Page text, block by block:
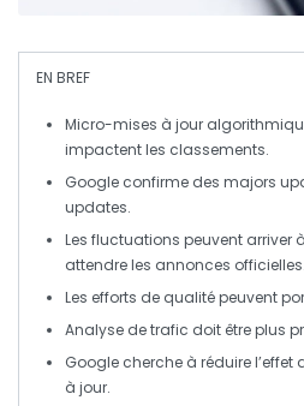
EN BREF
Micro-mises à jour
impactent les classements.
Google confirme des majors
updates.
Les fluctuations peuvent arriver
attendre les annonces officielles.
Les efforts de qualitépeuvent
Analyse de trafic doit être plus
Google cherche à réduire l’effet
à jour.